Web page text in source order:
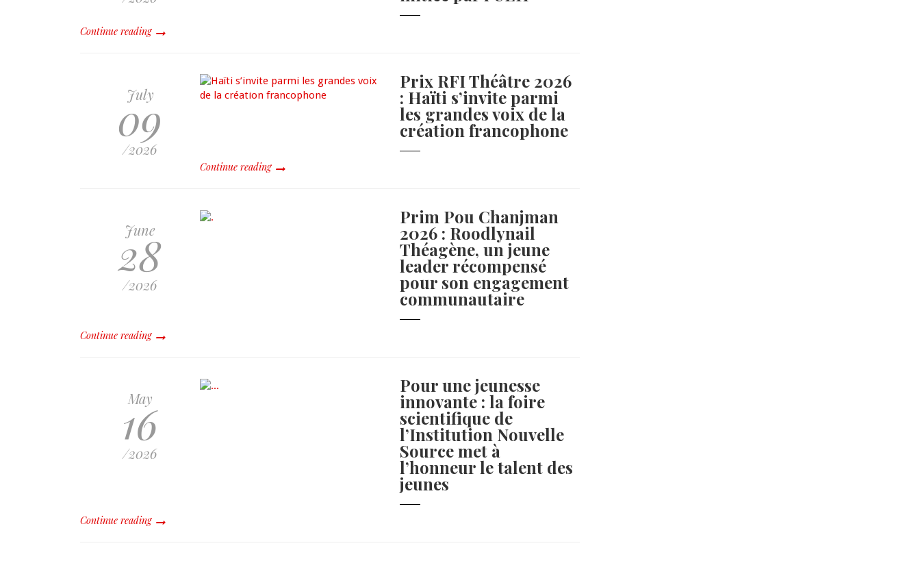
Continue reading
July
09
/2026
Prix RFI Théâtre 2026
: Haïti s’invite parmi
les grandes voix de la
création francophone
Continue reading
June
28
/2026
Prim Pou Chanjman
2026 : Roodlynail
Théagène, un jeune
leader récompensé
pour son engagement
communautaire
Continue reading
May
16
/2026
Pour une jeunesse
innovante : la foire
scientifique de
l’Institution Nouvelle
Source met à
l’honneur le talent des
jeunes
Continue reading